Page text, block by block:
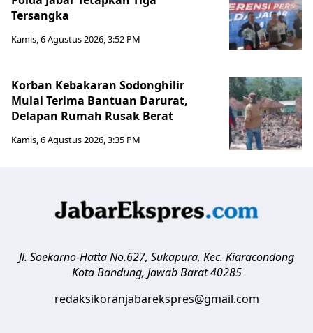
Tersangka
Kamis, 6 Agustus 2026, 3:52 PM
Korban Kebakaran Sodonghilir
Mulai Terima Bantuan Darurat,
Delapan Rumah Rusak Berat
Kamis, 6 Agustus 2026, 3:35 PM
Jl. Soekarno-Hatta No.627, Sukapura, Kec. Kiaracondong
Kota Bandung, Jawab Barat 40285
redaksikoranjabarekspres@gmail.com